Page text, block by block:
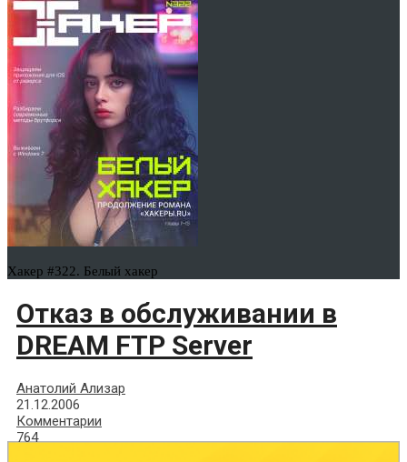
Хакер #322. Белый хакер
Отказ в обслуживании в
DREAM FTP Server
Анатолий Ализар
21.12.2006
Комментарии
764